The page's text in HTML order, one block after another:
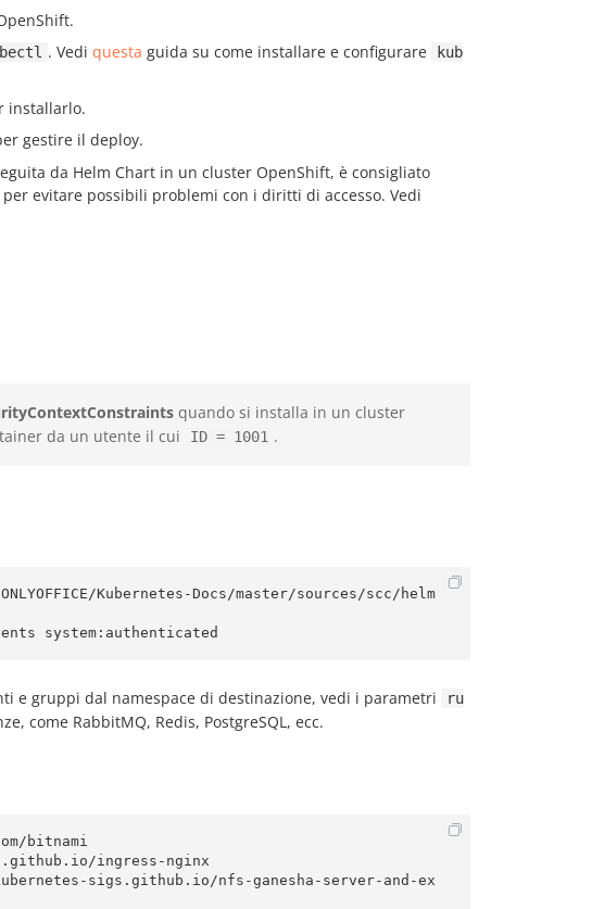
. Vedi questa guida su come installare e configurare
kub
installarlo.
gestire il deploy.
da Helm Chart in un cluster OpenShift, è consigliato
per evitare possibili problemi con i diritti di accesso. Vedi
quando si installa in un cluster
da un utente il cui
ID = 1001 .
Kubernetes-Docs/master/sources/scc/helm
system:authenticated
e gruppi dal namespace di destinazione, vedi i parametri
ru
come RabbitMQ, Redis, PostgreSQL, ecc.
bitnami
ingress-nginx
sigs.github.io/nfs-ganesha-server-and-ex